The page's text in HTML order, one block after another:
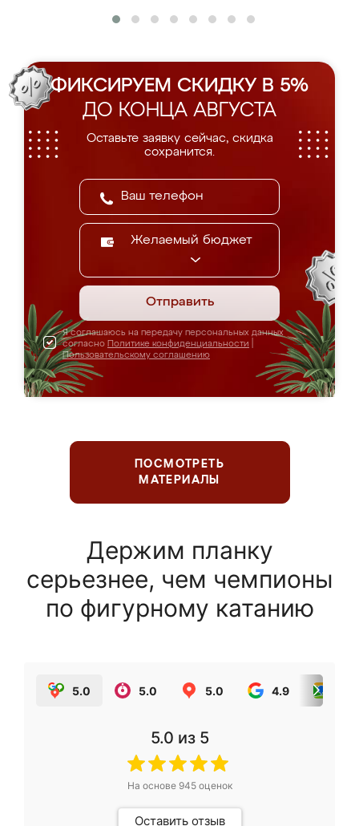
ФИКСИРУЕМ СКИДКУ В 5%
ДО КОНЦА АВГУСТА
Оставьте заявку сейчас, скидка
сохранится.
Желаемый бюджет
Отправить
Я соглашаюсь на передачу персональных данных
согласно Политике конфиденциальности
Пользовательскому соглашению
ПОСМОТРЕТЬ
МАТЕРИАЛЫ
Держим планку
серьезнее, чем чемпионы
по фигурному катанию
5.0 5.0 5.0 4.9
5.0 из 5
На основе 945оценок
Оставить отзыв